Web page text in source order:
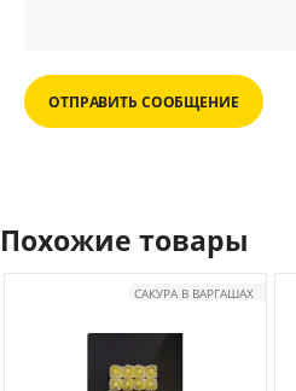
ОТПРАВИТЬ СООБЩЕНИЕ
Похожие товары
САКУРА В ВАРГАШАХ